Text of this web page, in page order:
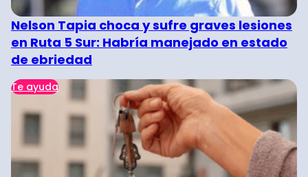
Nelson Tapia choca y sufre graves lesiones
en Ruta 5 Sur: Habría manejado en estado
de ebriedad
Te ayuda